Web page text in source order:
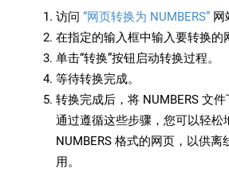
访问 “网页转换为 NUMBERS” 网
在指定的输入框中输入要转换的
单击“转换”按钮启动转换过程。
等待转换完成。
转换完成后，将 NUMBERS 文件
通过遵循这些步骤，您可以轻松
NUMBERS 格式的网页，以供离
用。